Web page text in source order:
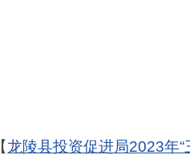
龙陵县投资促进局2023年